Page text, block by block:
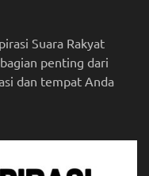
Suara Rakyat
penting dari
dan tempat Anda